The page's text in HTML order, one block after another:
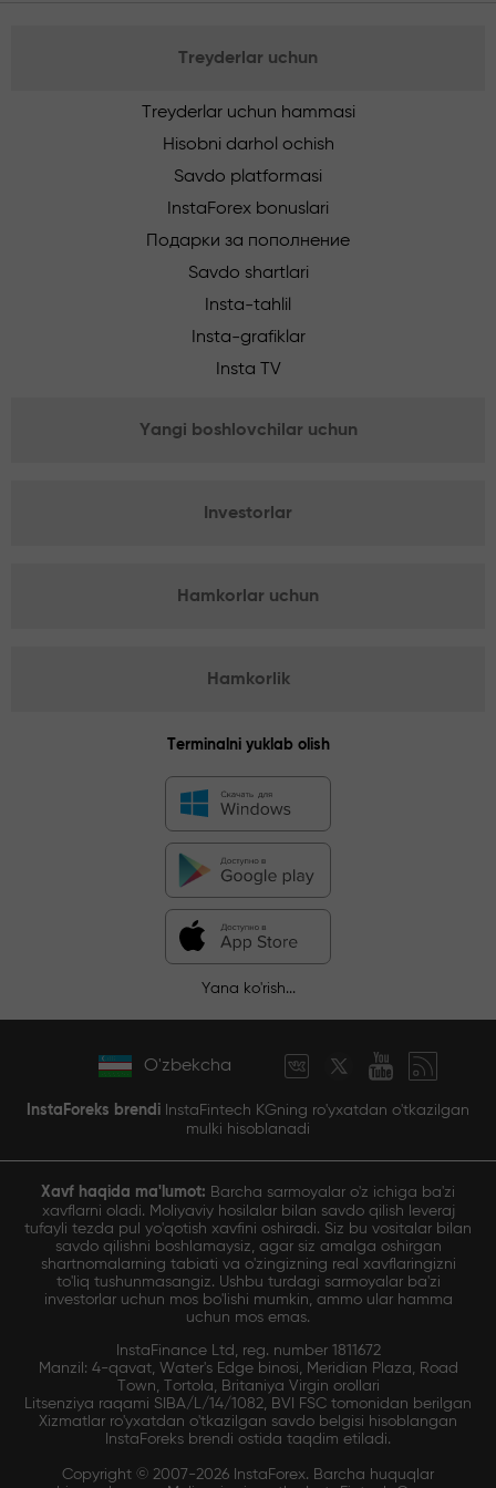
Treyderlar uchun
Treyderlar uchun hammasi
Hisobni darhol ochish
Savdo platformasi
InstaForex bonuslari
Подарки за пополнение
Savdo shartlari
Insta-tahlil
Insta-grafiklar
Insta TV
Yangi boshlovchilar uchun
Investorlar
Hamkorlar uchun
Hamkorlik
Terminalni yuklab olish
Yana ko'rish...
O'zbekcha
InstaForeks brendi InstaFintech KGning ro'yxatdan o'tkazilgan
mulki hisoblanadi
Xavf haqida ma'lumot: Barcha sarmoyalar o'z ichiga ba'zi
xavflarni oladi. Moliyaviy hosilalar bilan savdo qilish leveraj
tufayli tezda pul yo'qotish xavfini oshiradi. Siz bu vositalar bilan
savdo qilishni boshlamaysiz, agar siz amalga oshirgan
shartnomalarning tabiati va o'zingizning real xavflaringizni
to'liq tushunmasangiz. Ushbu turdagi sarmoyalar ba'zi
investorlar uchun mos bo'lishi mumkin, ammo ular hamma
uchun mos emas.
InstaFinance Ltd, reg. number 1811672
Manzil: 4-qavat, Water's Edge binosi, Meridian Plaza, Road
Town, Tortola, Britaniya Virgin orollari
Litsenziya raqami SIBA/L/14/1082, BVI FSC tomonidan berilgan
Xizmatlar ro'yxatdan o'tkazilgan savdo belgisi hisoblangan
InstaForeks brendi ostida taqdim etiladi.
Copyright © 2007-2026 InstaForex. Barcha huquqlar